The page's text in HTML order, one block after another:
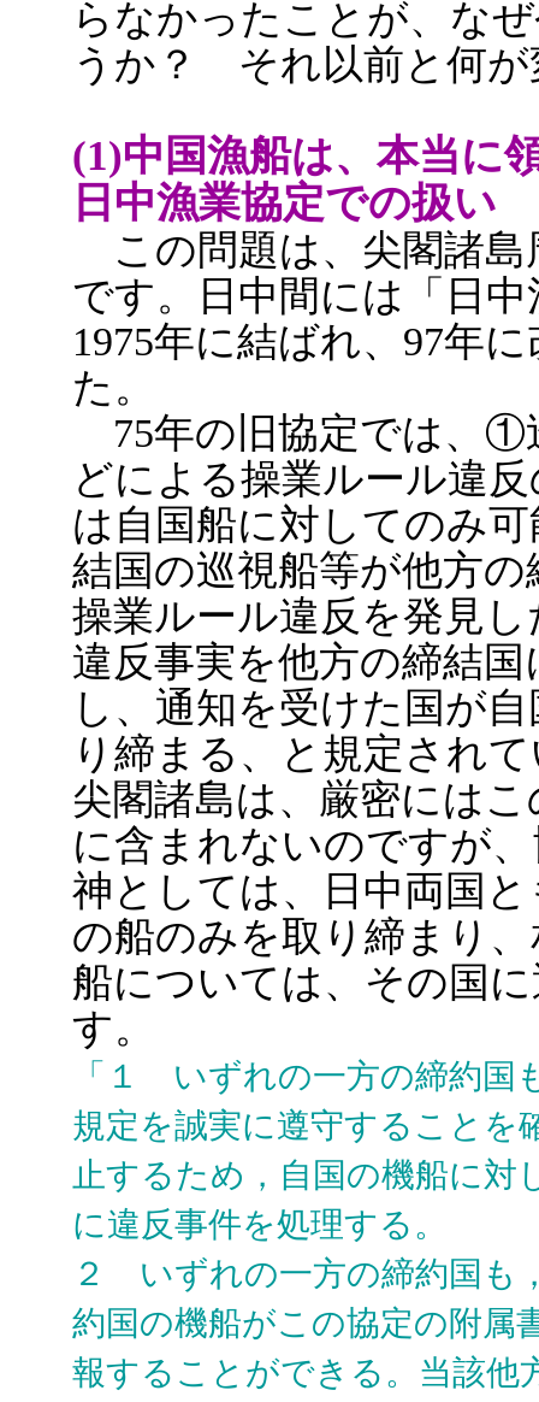
らなかったことが、な
うか？ それ以前と何が
(1)中国漁船は、本当に
日中漁業協定での扱い
この問題は、尖閣諸島
です。日中間には「日
1975年に結ばれ、97年
た。
75年の旧協定では、①
どによる操業ルール違
は自国船に対してのみ
結国の巡視船等が他方の
操業ルール違反を発見
違反事実を他方の締結国
し、通知を受けた国が
り締まる、と規定され
尖閣諸島は、厳密にはこ
に含まれないのですが
神としては、日中両国
の船のみを取り締まり
船については、その国
す。
「１ いずれの一方の締約国
規定を誠実に遵守することを
止するため，自国の機船に対
に違反事件を処理する。
２ いずれの一方の締約国も
約国の機船がこの協定の附属
報することができる。当該他